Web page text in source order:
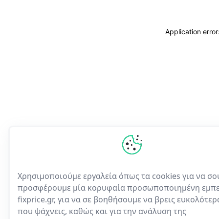
Application
Χρησιμοποιούμε εργαλεία όπως τα cookies για να
προσφέρουμε μία κορυφαία προσωποποιημένη
fixprice.gr, για να σε βοηθήσουμε να βρεις
που ψάχνεις, καθώς και για την ανάλυση της